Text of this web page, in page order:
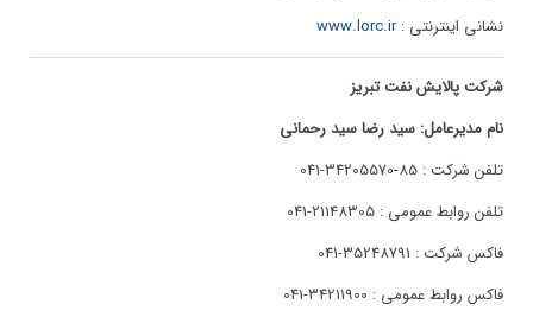
نشانی اینترنتی :www.lorc.ir
شرکت پالایش نفت تبریز
نام مدیرعامل: سید رضا سید رحمانی
تلفن شرکت : 85-34205570-041
تلفن روابط عمومی : 21148305-041
فاکس شرکت : 35248791-041
فاکس روابط عمومی : 34211900-041